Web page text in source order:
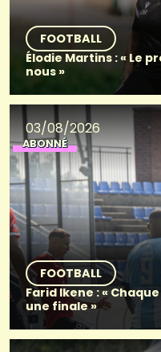
FOOTBALL
Élodie Martins : « Le
nous »
03/08/2026
ABONNÉ
FOOTBALL
Farid Ikene : «
une finale »